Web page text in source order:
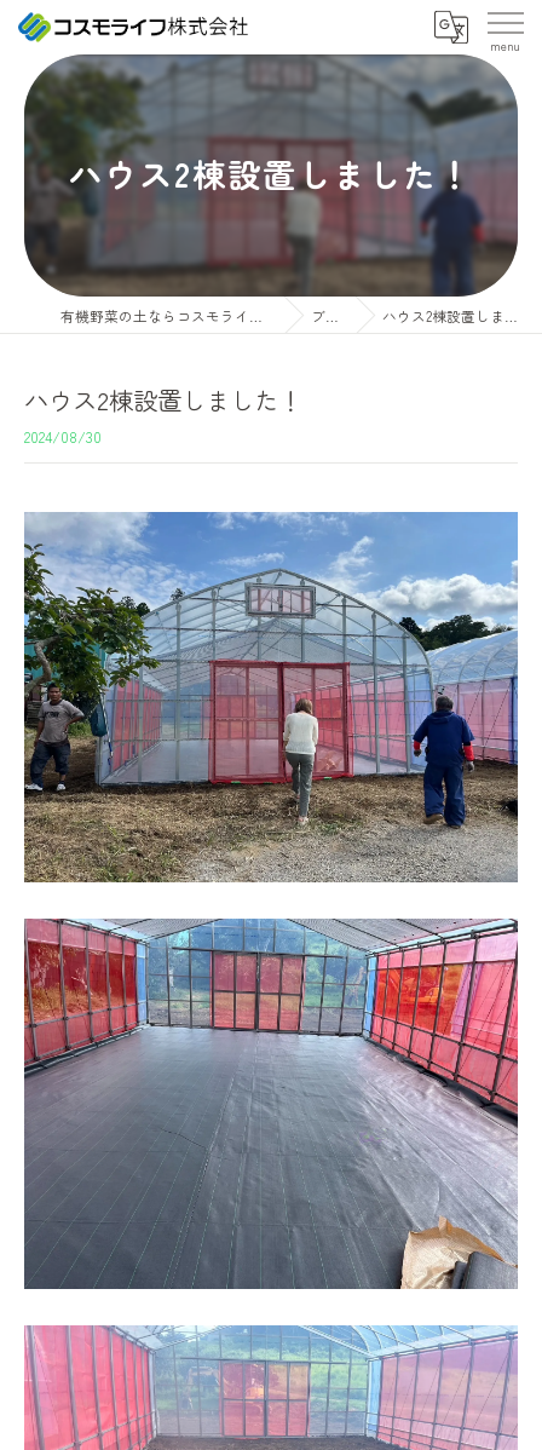
ハウス2棟設置しました！
ブログ ハウス2棟設置しました！
ハウス2棟設置しました！
2024/08/30